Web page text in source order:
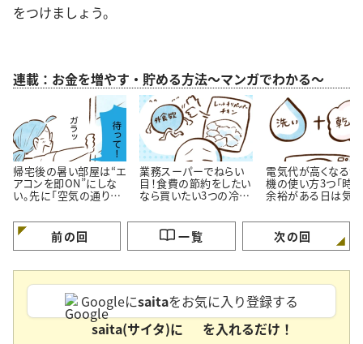
をつけましょう。
連載：お金を増やす・貯める方法～マンガでわかる～
帰宅後の暑い部屋は“エ
アコンを即ON”にしな
い。先に「空気の通り
業務スーパーでねらい
目！食費の節約をしたい
なら買いたい3つの冷凍
電気代が高くなる
機の使い方3つ「時
余裕がある日は気
前の回 一覧 次の回
Googleにsaitaをお気に入り登録する
saita(サイタ)に
を入れるだけ！